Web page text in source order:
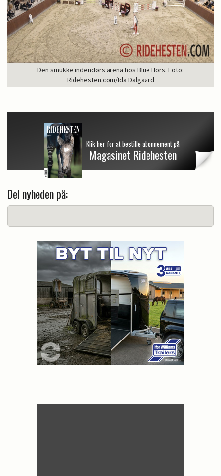
Den smukke indendørs arena hos Blue Hors. Foto:
Ridehesten.com/Ida Dalgaard
Klik her for at bestille abonnement på
Magasinet Ridehesten
Del nyheden på: